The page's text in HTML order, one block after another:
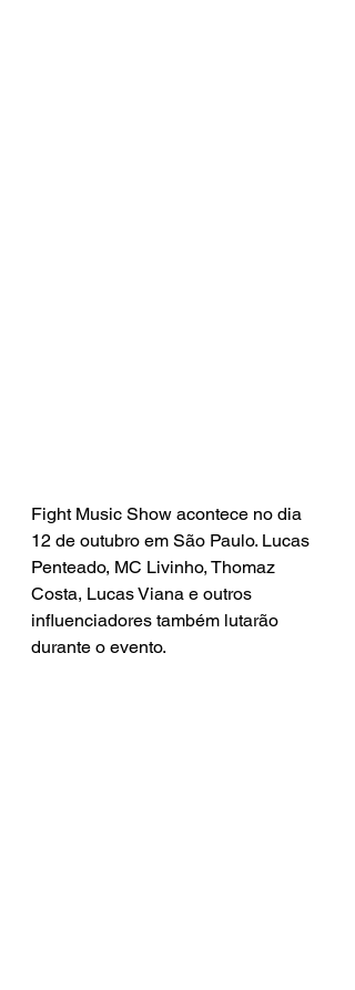
Fight Music Show acontece no dia
12 de outubro em São Paulo. Lucas
Penteado, MC Livinho, Thomaz
Costa, Lucas Viana e outros
influenciadores também lutarão
durante o evento.